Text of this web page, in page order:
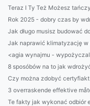
Teraz I Ty Też Możesz
Rok 2025 - dobry czas by
Jak długo musisz budować
Jak naprawić klimatyzację w
<agia wynajmu -
8 sposóbów na to jak
Czy można zdobyć certyfiakt
3 overraskende effektive
Te fakty jak wykonać odbiór